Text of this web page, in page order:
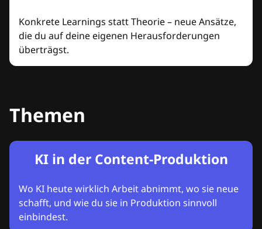
Konkrete Learnings statt Theorie – neue Ansätze,
die du auf deine eigenen Herausforderungen
überträgst.
Themen
KI in der Content-Produktion
Wo KI heute wirklich Arbeit abnimmt, wo sie neue
schafft, und wie du sie in Produktion sinnvoll
einbindest.